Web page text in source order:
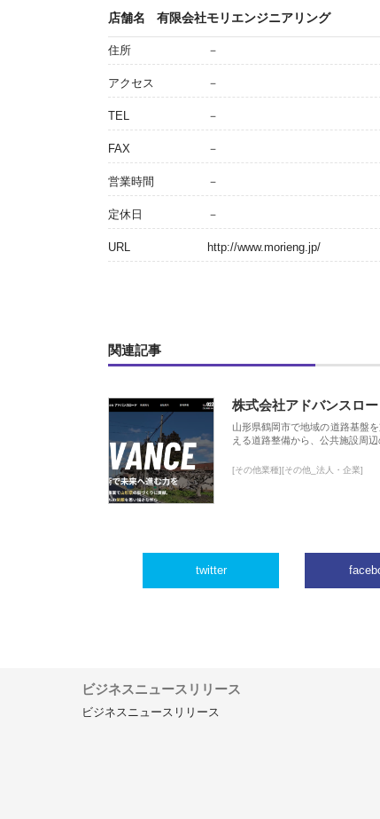
店舗名 有限会社モリエンジニアリング
住所 －
アクセス －
TEL －
FAX －
営業時間 －
定休日 －
URL http://www.morieng.jp/
関連記事
株式会社アドバンスロ
山形県鶴岡市で地域の道路基盤
える道路整備から、公共施設周
[その他業種][その他_法人・企業]
twitter
ビジネスニュースリリース
ビジネスニュースリリース